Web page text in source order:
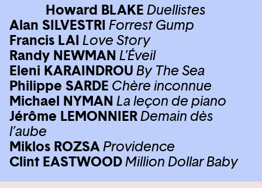
Howard BLAKE Duellistes
Alan SILVESTRI Forrest Gump
Francis LAI Love Story
Randy NEWMAN L’Éveil
Eleni KARAINDROU By The Sea
Philippe SARDE Chère inconnue
Michael NYMAN La leçon de piano
Jérôme LEMONNIERDemain dès
l’aube
Miklos ROZSAProvidence
Clint EASTWOODMillion Dollar Baby